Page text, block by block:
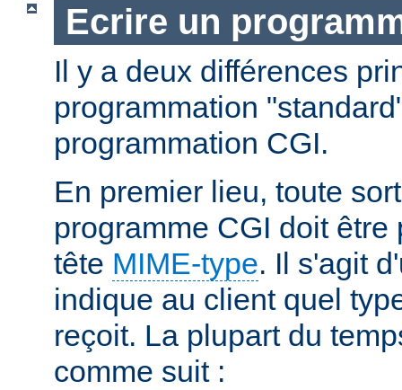
Ecrire un
Il y a deux différences
programmation
programmation CGI.
En premier lieu, toute
programme CGI doit être
tête MIME-type. Il s'agit
indique au client quel
reçoit. La plupart du
comme suit :